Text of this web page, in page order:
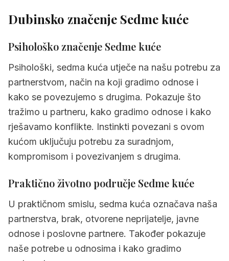
Dubinsko značenje Sedme kuće
Psihološko značenje Sedme kuće
Psihološki, sedma kuća utječe na našu potrebu za
partnerstvom, način na koji gradimo odnose i
kako se povezujemo s drugima. Pokazuje što
tražimo u partneru, kako gradimo odnose i kako
rješavamo konflikte. Instinkti povezani s ovom
kućom uključuju potrebu za suradnjom,
kompromisom i povezivanjem s drugima.
Praktično životno područje Sedme kuće
U praktičnom smislu, sedma kuća označava naša
partnerstva, brak, otvorene neprijatelje, javne
odnose i poslovne partnere. Također pokazuje
naše potrebe u odnosima i kako gradimo